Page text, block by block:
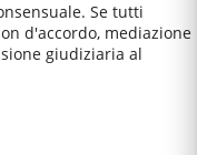
Se tutti
d'accordo, mediazione
giudiziaria al